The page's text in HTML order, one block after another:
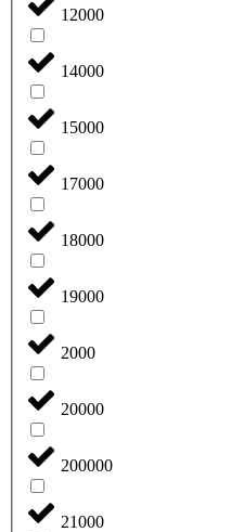
12000
14000
15000
17000
18000
19000
2000
20000
200000
21000